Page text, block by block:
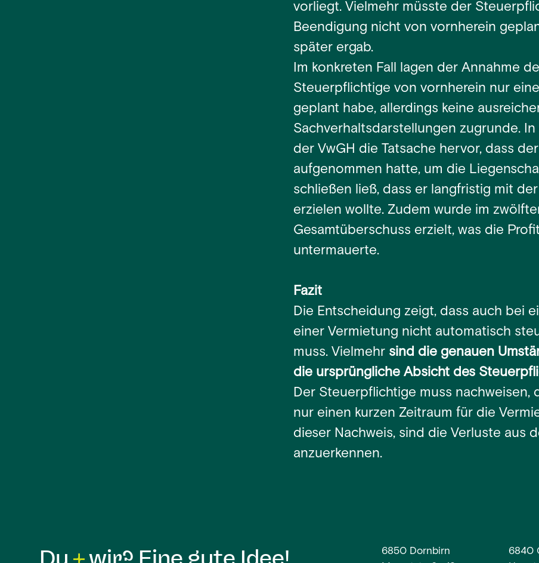
vorliegt. Vielmehr müsste der
Beendigung nicht von vornherein
später ergab.
Im konkreten Fall lagen der Annahme
Steuerpflichtige von vornherein nur
geplant habe, allerdings keine
Sachverhaltsdarstellungen zugrunde.
der VwGH die Tatsache hervor, dass
aufgenommen hatte, um die
schließen ließ, dass er langfristig mit
erzielen wollte. Zudem wurde im
Gesamtüberschuss erzielt, was die
untermauerte.
Fazit
Die Entscheidung zeigt, dass auch bei
einer Vermietung nicht automatisch
muss. Vielmehr sind die genauen
die ursprüngliche Absicht des
Der Steuerpflichtige muss nachweisen,
nur einen kurzen Zeitraum für die
dieser Nachweis, sind die Verluste aus
anzuerkennen.
6850 Dornbirn
6840